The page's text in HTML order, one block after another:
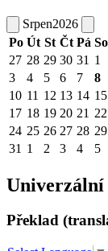
Srpen2026
Po Út St Čt Pá So
27 28 29 30 31 1
3
4 5 6 7 8
10 11 12 13 14 15
17 18 19 20 21 22
24 25 26 27 28 29
31 1 2 3 4 5
Univerzální
Překlad